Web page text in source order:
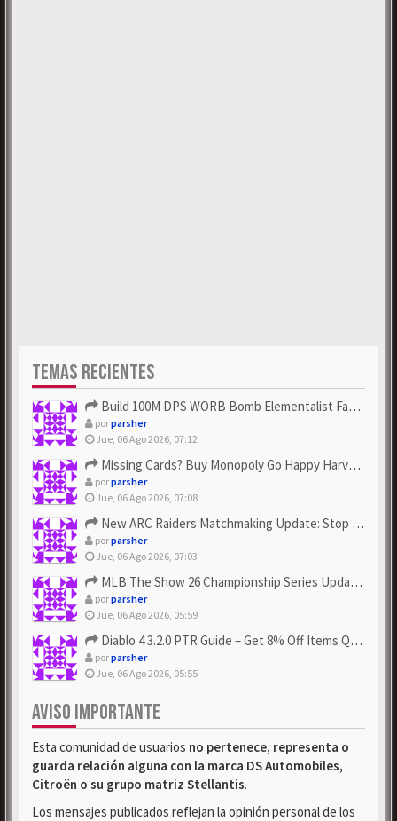
TEMAS RECIENTES
Build 100M DPS WORB Bomb Elementalist Fast - Grab POE Curren...
porparsher
Jue, 06 Ago 2026, 07:12
Missing Cards? Buy Monopoly Go Happy Harvest with Looney Tun...
porparsher
Jue, 06 Ago 2026, 07:08
New ARC Raiders Matchmaking Update: Stop Failed - Grab Bluep...
porparsher
Jue, 06 Ago 2026, 07:03
MLB The Show 26 Championship Series Update! Get Cheap & ...
porparsher
Jue, 06 Ago 2026, 05:59
Diablo 4 3.2.0 PTR Guide – Get 8% Off Items Quickly to Test ...
porparsher
Jue, 06 Ago 2026, 05:55
AVISO IMPORTANTE
Esta comunidad de usuarios no pertenece, representa o
guarda relación alguna con la marca DS Automobiles,
Citroën o su grupo matriz Stellantis.
Los mensajes publicados reflejan la opinión personal de los